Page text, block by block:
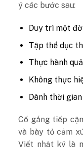
ý các bước sau:
Duy trì một
Tập thể dục
Thực hành
Không thực
Dành thời
Cố gắng tiếp
và bày tỏ cảm
Viết nhật ký là